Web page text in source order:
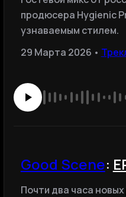
продюсера Hygienic
узнаваемым стилем.
29 Марта 2026 •
Good Scene:
Почти два часа